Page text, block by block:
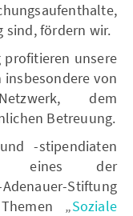
sind, fördern wir.
profitieren unsere
von
dem
Betreuung.
-stipendiaten
eines der
Stiftung
„Soziale